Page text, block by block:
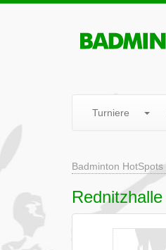
Turniere
Badminton HotSpots
Rednitzhalle